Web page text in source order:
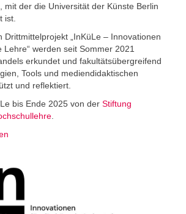
mit der die Universität der Künste Berlin
ist.
Drittmittelprojekt „InKüLe – Innovationen
werden seit Sommer 2021
erkundet und fakultätsübergreifend
Tools und mediendidaktischen
und reflektiert.
bis Ende 2025 von der Stiftung